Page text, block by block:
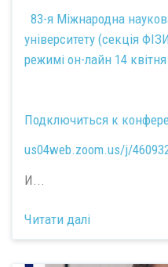
83-я Міжнародна
університету (секція
режимі он-лайн 14
Подключиться к
us04web.zoom.us/j/
И...
Читати далі